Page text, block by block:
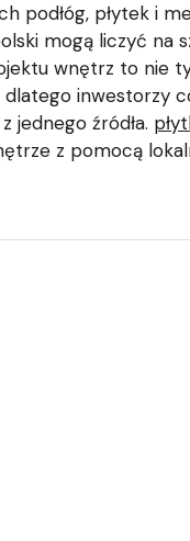
podłóg, płytek i
mogą liczyć na
wnętrz to nie
dlatego inwestorzy
jednego źródła.
z pomocą